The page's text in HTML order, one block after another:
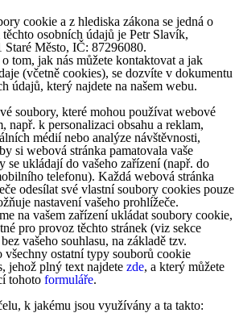
cookie a z hlediska zákona se jedná o
osobních údajů je Petr Slavík,
Město, IČ: 87296080.
tom, jak nás můžete kontaktovat a jak
(včetně cookies), se dozvíte v dokumentu
údajů, který najdete na našem webu.
soubory, které mohou používat webové
např. k personalizaci obsahu a reklam,
médií nebo analýze návštěvnosti,
si webová stránka pamatovala vaše
se ukládají do vašeho zařízení (např. do
telefonu). Každá webová stránka
odesílat své vlastní soubory cookies pouze
nastavení vašeho prohlížeče.
na vašem zařízení ukládat soubory cookie,
pro provoz těchto stránek (viz sekce
vašeho souhlasu, na základě tzv.
všechny ostatní typy souborů cookie
jehož plný text najdete zde, a který můžete
tohoto formuláře.
k jakému jsou využívány a ta takto: